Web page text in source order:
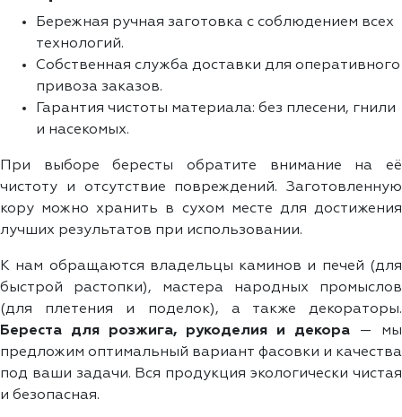
Бережная ручная заготовка с соблюдением всех
технологий.
Собственная служба доставки для оперативного
привоза заказов.
Гарантия чистоты материала: без плесени, гнили
и насекомых.
При выборе бересты обратите внимание на её
чистоту и отсутствие повреждений. Заготовленную
кору можно хранить в сухом месте для достижения
лучших результатов при использовании.
К нам обращаются владельцы каминов и печей (для
быстрой растопки), мастера народных промыслов
(для плетения и поделок), а также декораторы.
Береста для розжига, рукоделия и декора — мы
предложим оптимальный вариант фасовки и качества
под ваши задачи. Вся продукция экологически чистая
и безопасная.